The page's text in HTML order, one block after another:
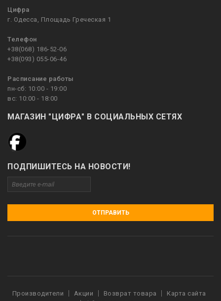
Цифра
г. Одесса, Площадь Греческая 1
Телефон
+38(068) 186-52-06
+38(093) 055-06-46
Расписание работы
пн-сб: 10:00 - 19:00
вс: 10:00 - 18:00
МАГАЗИН "ЦИФРА" В СОЦИАЛЬНЫХ СЕТЯХ
ПОДПИШИТЕСЬ НА НОВОСТИ!
ОТПРАВИТЬ
Производители Акции Возврат товара
Карта сайта